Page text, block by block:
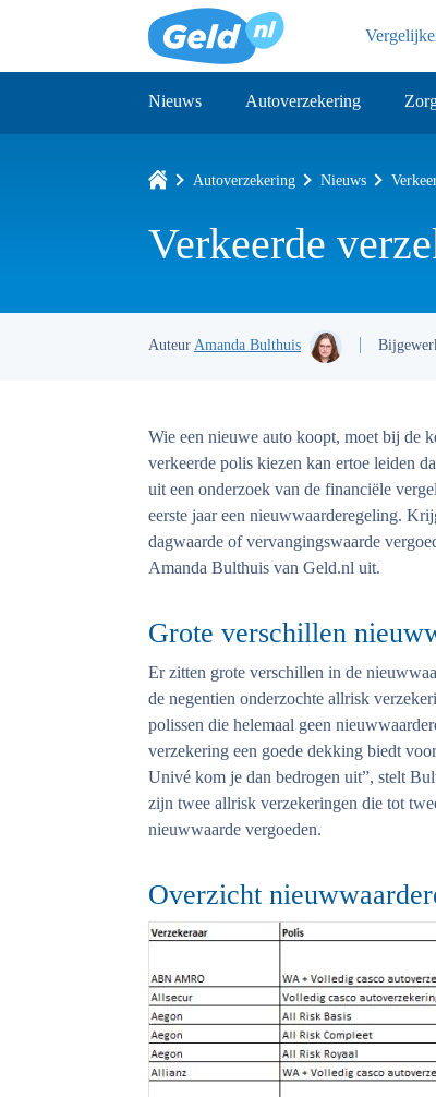
Nieuws Autoverzekering
Autoverzekering Nieuws
Verkeerde
Auteur Amanda Bulthuis
Wie een nieuwe auto koopt, moet bij de
verkeerde polis kiezen kan ertoe leiden
uit een onderzoek van de financiële
eerste jaar een nieuwwaarderegeling.
dagwaarde of vervangingswaarde
Amanda Bulthuis van Geld.nl uit.
Grote verschillen
Er zitten grote verschillen in de
de negentien onderzochte allrisk
polissen die helemaal geen
verzekering een goede dekking biedt
Univé kom je dan bedrogen uit”, stelt
zijn twee allrisk verzekeringen die tot
nieuwwaarde vergoeden.
Overzicht